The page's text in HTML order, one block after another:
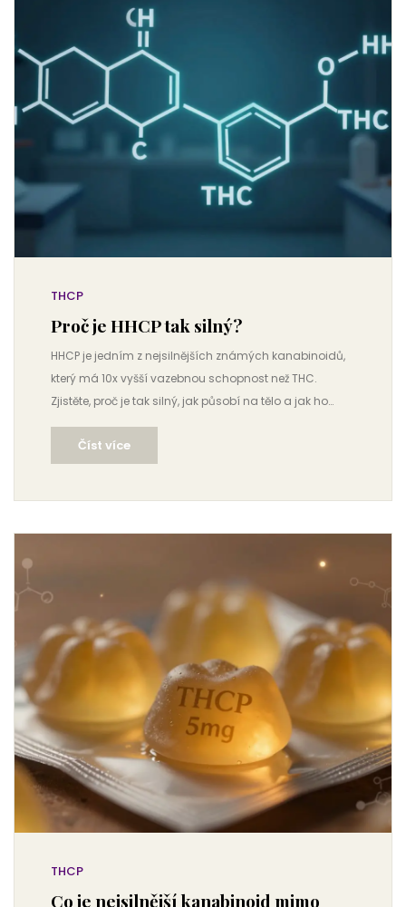
THCP
Proč je HHCP tak silný?
HHCP je jedním z nejsilnějších známých kanabinoidů,
který má 10x vyšší vazebnou schopnost než THC.
Zjistěte, proč je tak silný, jak působí na tělo a jak ho
bezpečně používat.
Číst více
THCP
Co je nejsilnější kanabinoid mimo